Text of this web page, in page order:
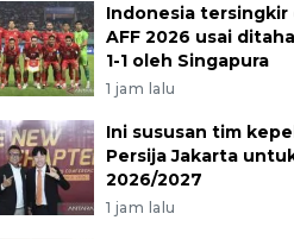
Indonesia tersingkir
AFF 2026 usai
1-1 oleh Singapura
1 jam lalu
Ini sususan tim
Persija Jakarta
2026/2027
1 jam lalu